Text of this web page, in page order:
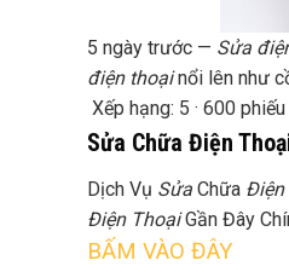
5 ngày trước — Sửa
điện thoạinổi lên như
Xếp hạng: 5 · ‎600
Sửa Chữa Điện
Dịch Vụ Sửa Chữa Điện
Điện ThoạiGần Đây
BẤM VÀO ĐÂY